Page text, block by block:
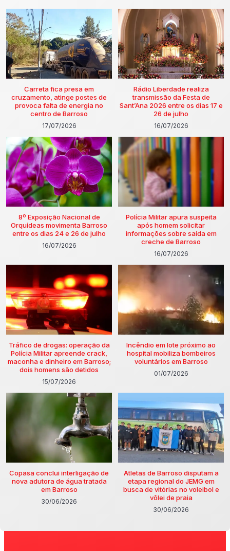
Carreta fica presa em
cruzamento, atinge postes de
provoca falta de energia no
centro de Barroso
17/07/2026
Rádio Liberdade realiza
transmissão da Festa de
Sant’Ana 2026 entre os dias 17 e
26 de julho
16/07/2026
8º Exposição Nacional de
Orquídeas movimenta Barroso
entre os dias 24 e 26 de julho
16/07/2026
Polícia Militar apura suspeita
após homem solicitar
informações sobre saída em
creche de Barroso
16/07/2026
Tráfico de drogas: operação da
Polícia Militar apreende crack,
maconha e dinheiro em Barroso;
dois homens são detidos
15/07/2026
Incêndio em lote próximo ao
hospital mobiliza bombeiros
voluntários em Barroso
01/07/2026
Copasa conclui interligação de
nova adutora de água tratada
em Barroso
30/06/2026
Atletas de Barroso disputam a
etapa regional do JEMG em
busca de vitórias no voleibol e
vôlei de praia
30/06/2026